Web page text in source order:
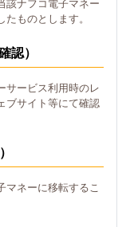
該ナフコ電子マネー
ものとします。
認）
サービス利用時のレ
ブサイト等にて確認
マネーに移転するこ